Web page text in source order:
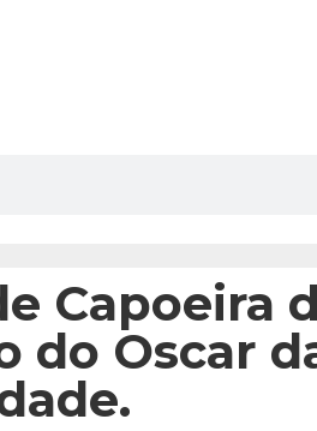
Capoeira
do Oscar